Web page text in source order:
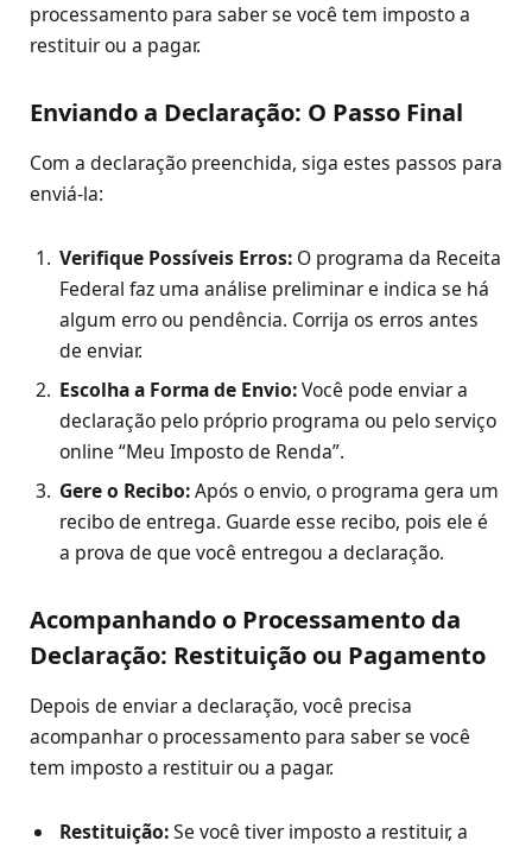
processamento para saber se você tem imposto a
restituir ou a pagar.
Enviando a Declaração: O Passo Final
Com a declaração preenchida, siga estes passos para
enviá-la:
Verifique Possíveis Erros: O programa da Receita
Federal faz uma análise preliminar e indica se há
algum erro ou pendência. Corrija os erros antes
de enviar.
Escolha a Forma de Envio:Você pode enviar a
declaração pelo próprio programa ou pelo serviço
online “Meu Imposto de Renda”.
Gere o Recibo:Após o envio, o programa gera um
recibo de entrega. Guarde esse recibo, pois ele é
a prova de que você entregou a declaração.
Acompanhando o Processamento da
Declaração: Restituição ou Pagamento
Depois de enviar a declaração, você precisa
acompanhar o processamento para saber se você
tem imposto a restituir ou a pagar.
Restituição:Se você tiver imposto a restituir, a